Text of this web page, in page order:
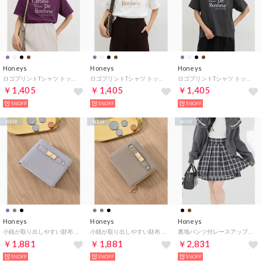
Honeys
￥1,405
5%OFF
Honeys
￥1,405
5%OFF
Honeys
￥1,405
5%OFF
Honeys
￥1,881
NEW
5%OFF
Honeys
￥1,881
NEW
5%OFF
Honeys
裏地パンツ付レースアップスカート ボトムス スカート ミニスカート ミニ丈 レースアップスカート 内側パンツ付き 無地 チェック柄 レディース （クロチェック）
￥2,831
NEW
5%OFF